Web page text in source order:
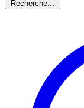
Recherche...